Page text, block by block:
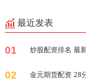
最近发表
01 炒股配资排名 最
02 金元期货配资 28